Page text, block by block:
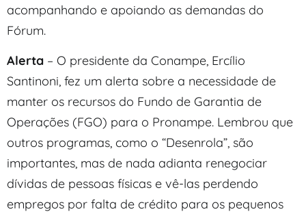
acompanhando e apoiando as demandas do
Fórum.
Alerta – O presidente da Conampe, Ercílio
Santinoni, fez um alerta sobre a necessidade de
manter os recursos do Fundo de Garantia de
Operações (FGO) para o Pronampe. Lembrou que
outros programas, como o “Desenrola”, são
importantes, mas de nada adianta renegociar
dívidas de pessoas físicas e vê-las perdendo
empregos por falta de crédito para os pequenos